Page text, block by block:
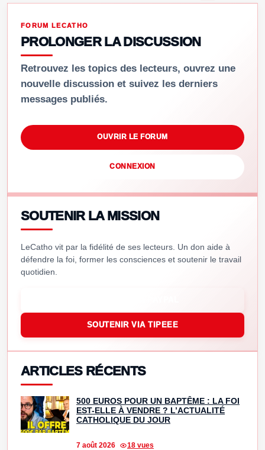
FORUM LECATHO
PROLONGER LA DISCUSSION
Retrouvez les topics des lecteurs, ouvrez une
nouvelle discussion et suivez les derniers
messages publiés.
OUVRIR LE FORUM
CONNEXION
SOUTENIR LA MISSION
LeCatho vit par la fidélité de ses lecteurs. Un don aide à
défendre la foi, former les consciences et soutenir le travail
quotidien.
SOUTENIR VIA TIPEEE
ARTICLES RÉCENTS
500 EUROS POUR UN BAPTÊME : LA FOI
EST-ELLE À VENDRE ? L’ACTUALITÉ
CATHOLIQUE DU JOUR
7 août 2026 18 vues